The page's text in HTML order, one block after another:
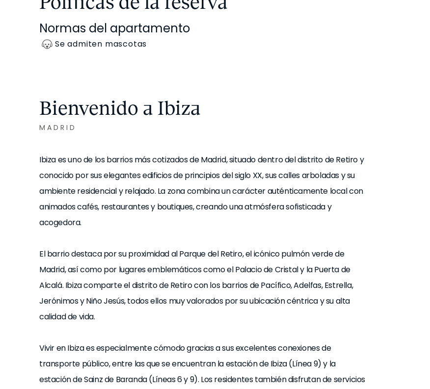
Normas del apartamento
Se admiten mascotas
Bienvenido a Ibiza
MADRID
Ibiza es uno de los barrios más cotizados de Madrid, situado dentro del distrito de Retiro y
conocido por sus elegantes edificios de principios del siglo XX, sus calles arboladas y su
ambiente residencial y relajado. La zona combina un carácter auténticamente local con
animados cafés, restaurantes y boutiques, creando una atmósfera sofisticada y
acogedora.
El barrio destaca por su proximidad al Parque del Retiro, el icónico pulmón verde de
Madrid, así como por lugares emblemáticos como el Palacio de Cristal y la Puerta de
Alcalá. Ibiza comparte el distrito de Retiro con los barrios de Pacífico, Adelfas, Estrella,
Jerónimos y Niño Jesús, todos ellos muy valorados por su ubicación céntrica y su alta
calidad de vida.
Vivir en Ibiza es especialmente cómodo gracias a sus excelentes conexiones de
transporte público, entre las que se encuentran la estación de Ibiza (Línea 9) y la
estación de Sainz de Baranda (Líneas 6 y 9). Los residentes también disfrutan de servicios